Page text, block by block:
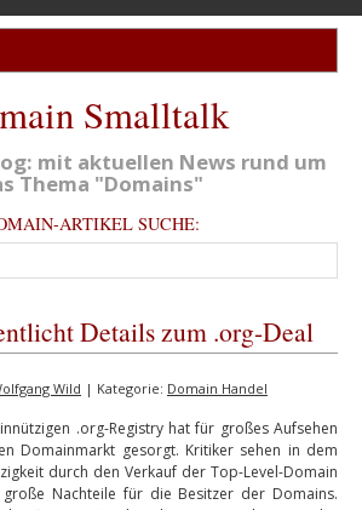
Smalltalk
mit aktuellen News rund um
Thema "Domains"
ARTIKEL SUCHE:
Details zum .org-Deal
Wild | Kategorie: Domain Handel
.org-Registry hat für großes Aufsehen
Domainmarkt gesorgt. Kritiker sehen in dem
durch den Verkauf der Top-Level-Domain
Nachteile für die Besitzer der Domains.